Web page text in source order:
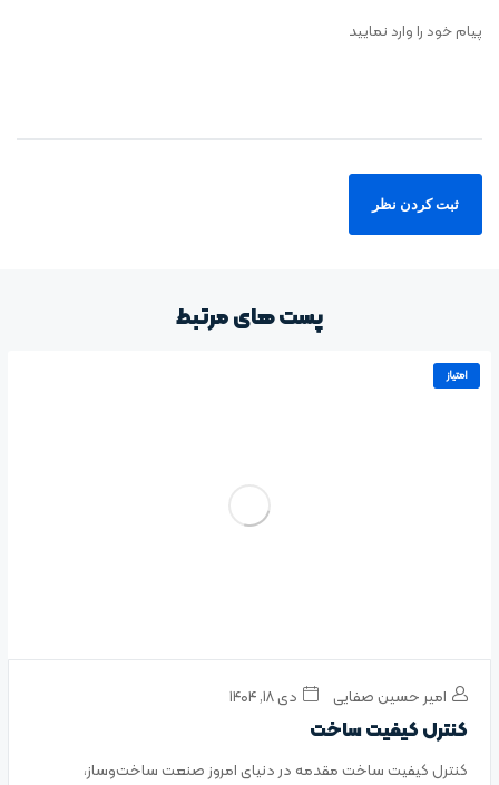
پیام خود را وارد نمایید
پست های مرتبط
امتیاز
امیر حسین صفایی دی ۱۸, ۱۴۰۴
کنترل کیفیت ساخت
کنترل کیفیت ساخت مقدمه در دنیای امروز صنعت ساخت‌وساز،